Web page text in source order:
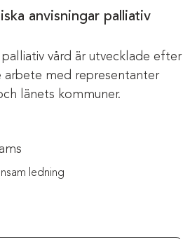
anvisningar palliativ
palliativ vård är utvecklade efter
arbete med representanter
länets kommuner.
ledning